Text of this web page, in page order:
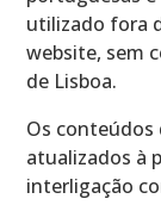
utilizado fora
website, sem
de Lisboa.
Os conteúdos
atualizados à
interligação